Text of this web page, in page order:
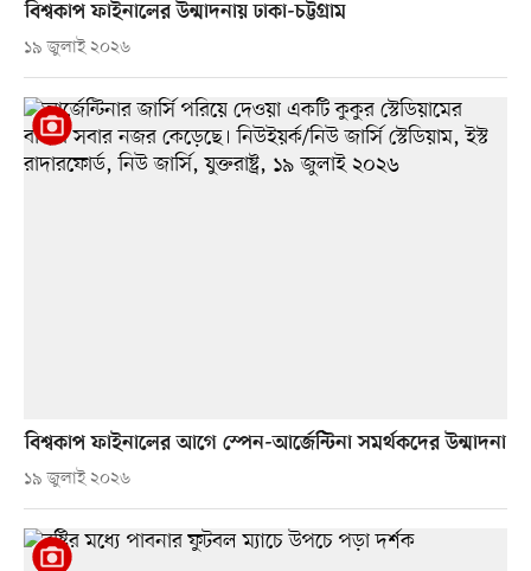
বিশ্বকাপ ফাইনালের উন্মাদনায় ঢাকা-চট্টগ্রাম
১৯ জুলাই ২০২৬
বিশ্বকাপ ফাইনালের আগে স্পেন-আর্জেন্টিনা সমর্থকদের উন্মাদনা
১৯ জুলাই ২০২৬